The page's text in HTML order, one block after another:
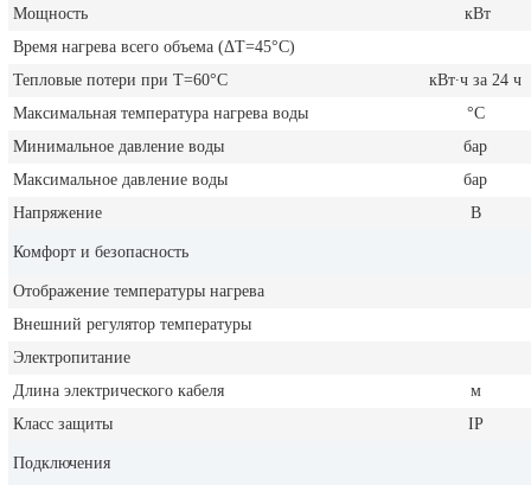
Мощность
кВт
Время нагрева всего объема (ΔT=45°С)
Тепловые потери при T=60°С
кВт∙ч за 24 ч
Максимальная температура нагрева воды
°С
Минимальное давление воды
бар
Максимальное давление воды
бар
Напряжение
В
Комфорт и безопасность
Отображение температуры нагрева
Внешний регулятор температуры
Электропитание
Длина электрического кабеля
м
Класс защиты
IP
Подключения